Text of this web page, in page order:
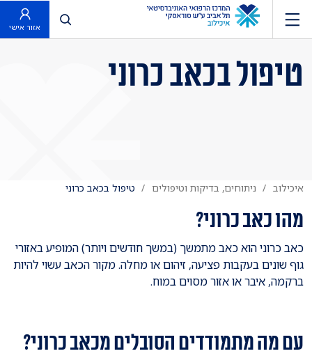
פתח חיפוש
אזור אישי
טיפול בכאב כרוני
איכילוב ניתוחים, בדיקות וטיפולים טיפול בכאב כרוני
מהו כאב כרוני?
כאב כרוני הוא כאב מתמשך (במשך חודשים ויותר) המופיע באזורי
גוף שונים בעקבות פציעה, זיהום או מחלה. מקור הכאב עשוי להיות
ברקמה, איבר או אזור מסוים במוח.
עם מה מתמודדים הסובלים מכאב כרוני?